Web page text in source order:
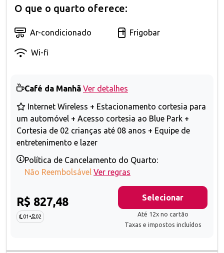
O que o quarto oferece:
Ar-condicionado Frigobar
Wi-fi
Café da Manhã Ver detalhes
Internet Wireless + Estacionamento cortesia para
um automóvel + Acesso cortesia ao Blue Park +
Cortesia de 02 crianças até 08 anos + Equipe de
entretenimento e lazer
Política de Cancelamento do Quarto:
Não Reembolsável Ver regras
R$ 827,48
01 • 02
Selecionar
Até 12x no cartão
Taxas e impostos incluídos